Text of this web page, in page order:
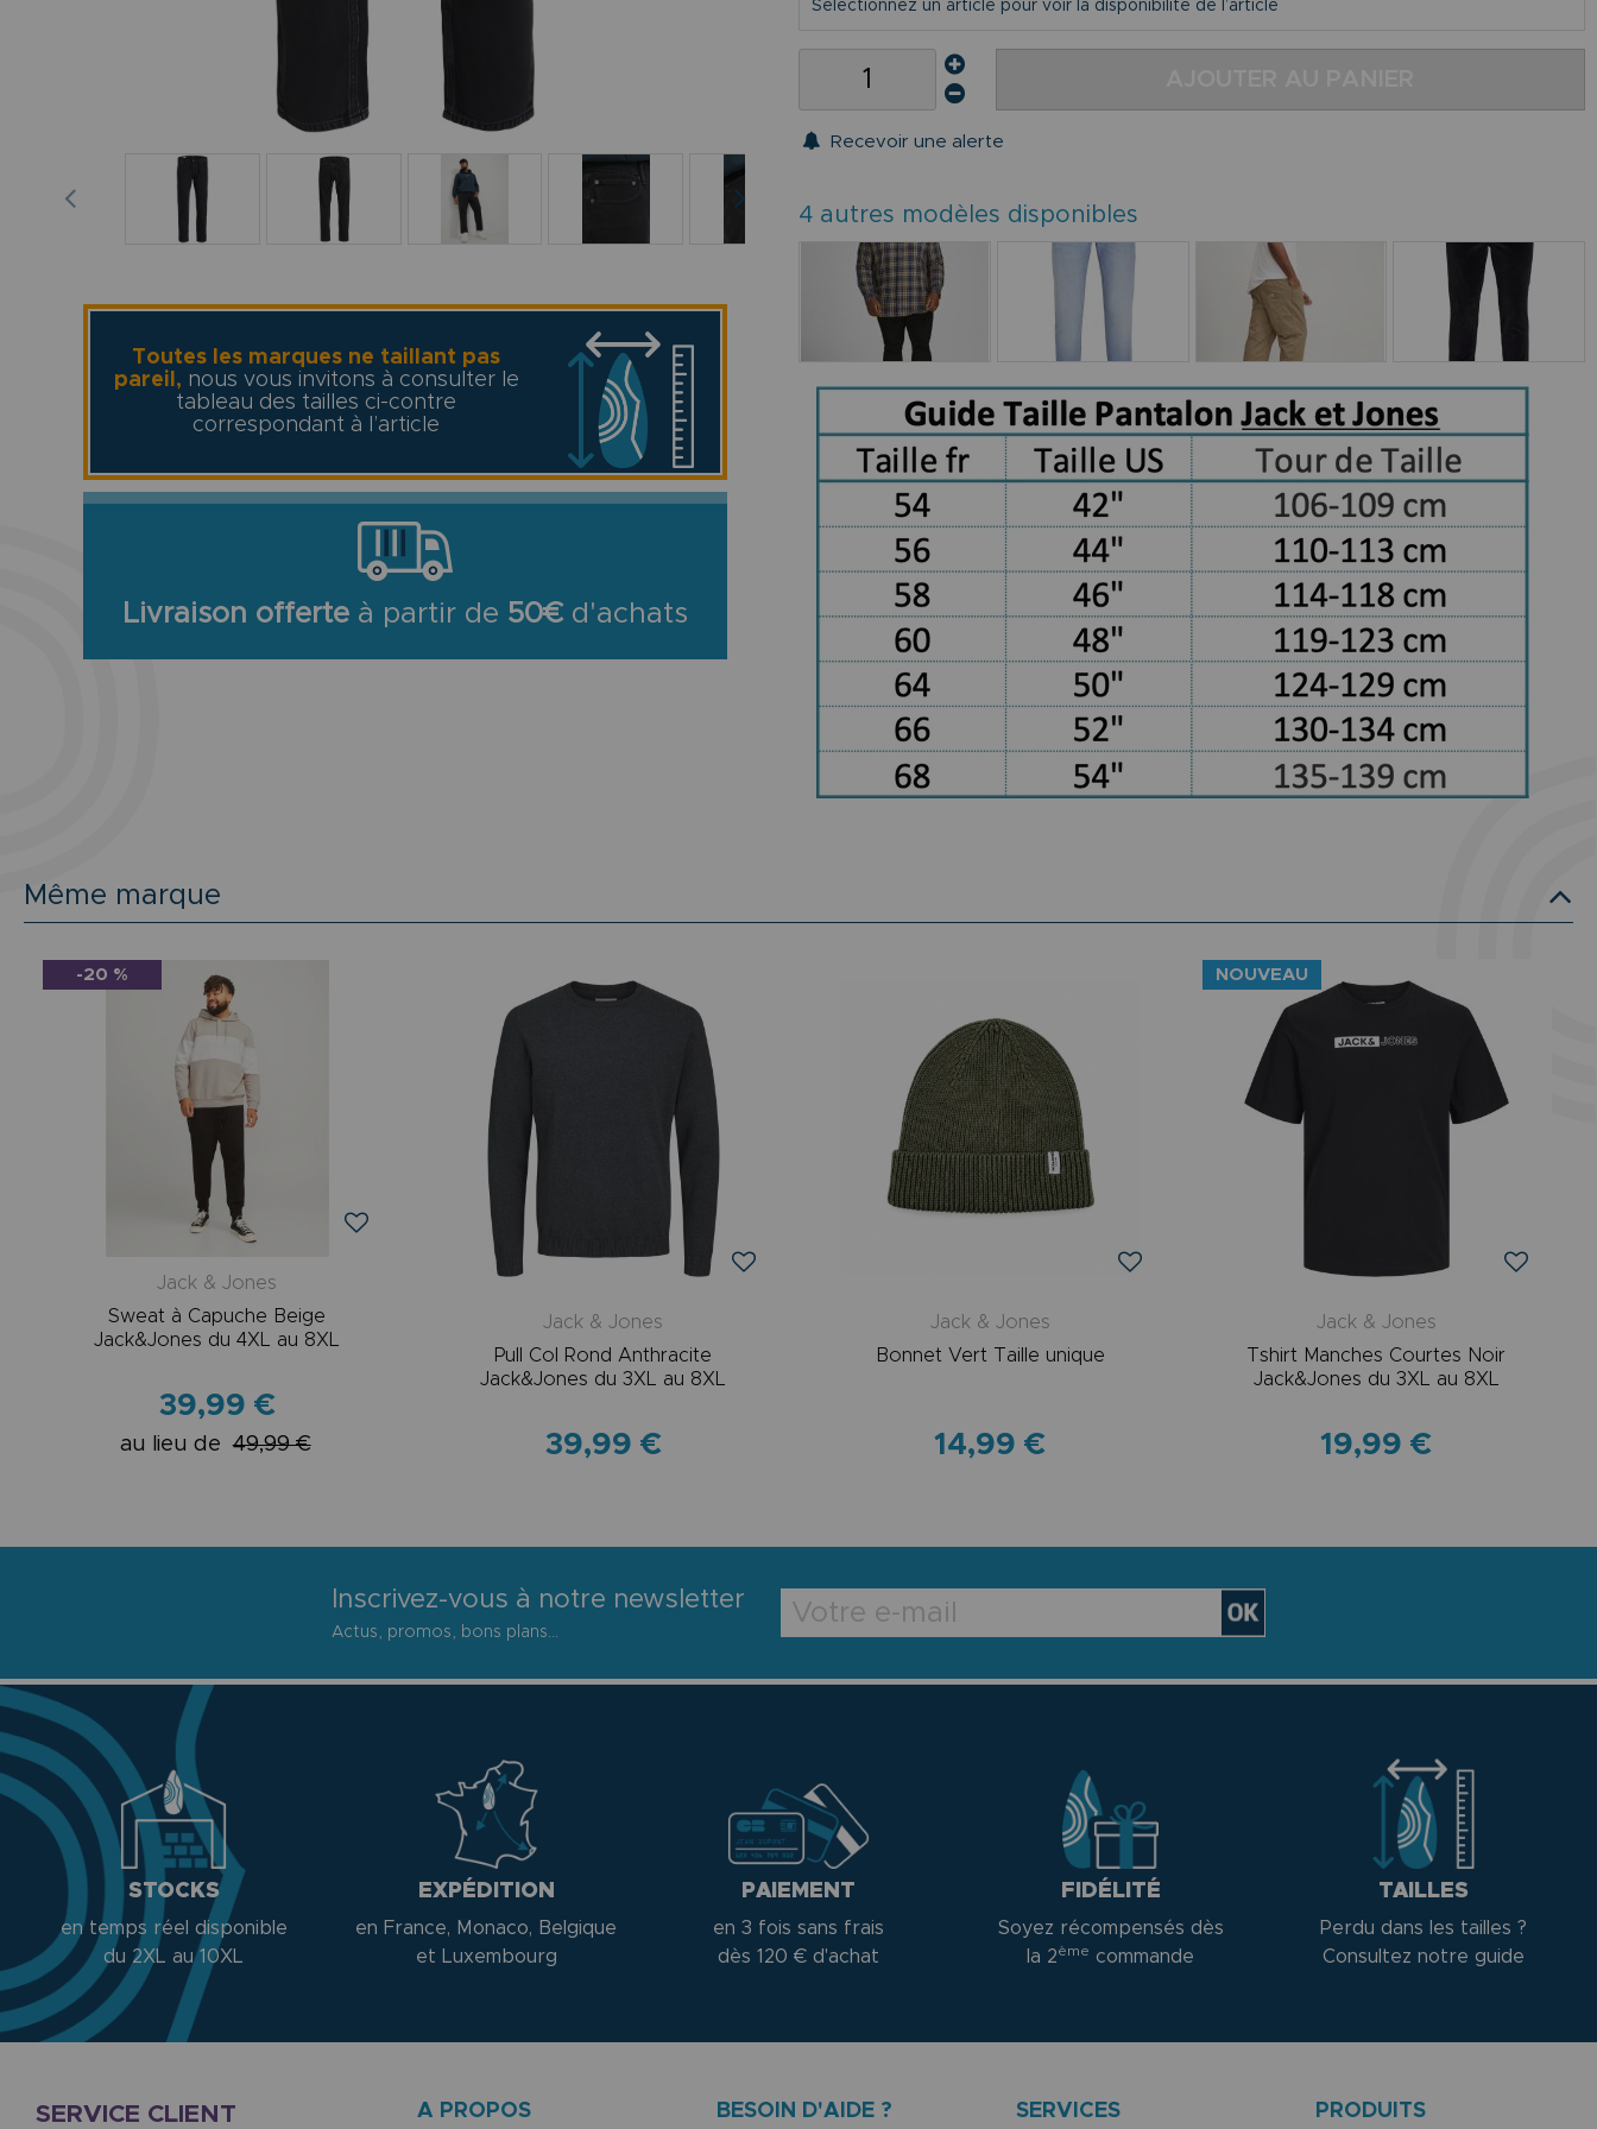
Toutes les marques ne taillant pas
pareil, nous vous invitons à consulter le
tableau des tailles ci-contre
correspondant à l’article
Livraison offerte à partir de 50€ d'achats
Sélectionnez un article pour voir la disponibilité de l’article
Recevoir une alerte
4 autres modèles disponibles
Même marque
-20 %
Jack & Jones
Sweat à Capuche Beige
Jack&Jones du 4XL au 8XL
39,99 €
au lieu de 49,99 €
Jack & Jones
Pull Col Rond Anthracite
Jack&Jones du 3XL au 8XL
39,99 €
Jack & Jones
Bonnet Vert Taille unique
14,99 €
NOUVEAU
Jack & Jones
Tshirt Manches Courtes Noir
Jack&Jones du 3XL au 8XL
19,99 €
Inscrivez-vous à notre newsletter
Actus, promos, bons plans...
STOCKS
en temps réel disponible
du 2XL au 10XL
EXPÉDITION
en France, Monaco, Belgique
et Luxembourg
PAIEMENT
en 3 fois sans frais
dès 120 € d'achat
FIDÉLITÉ
Soyez récompensés dès
la 2ème commande
TAILLES
Perdu dans les tailles ?
Consultez notre guide
SERVICE CLIENT A PROPOS BESOIN D'AIDE ? SERVICES PRODUITS